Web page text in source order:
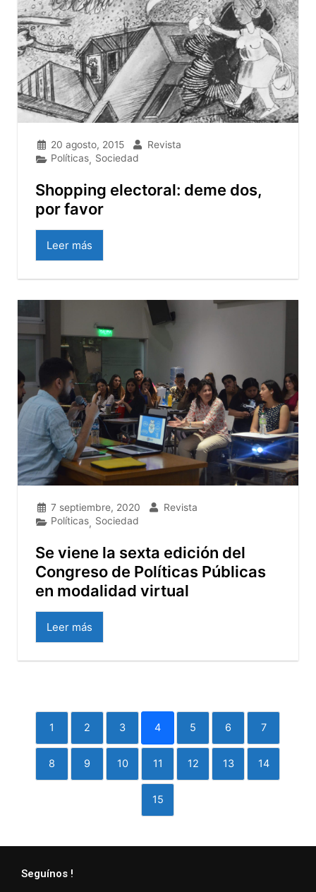
20 agosto, 2015
Revista
Políticas, Sociedad
Shopping electoral: deme dos,
por favor
Leer más
7 septiembre, 2020
Revista
Políticas, Sociedad
Se viene la sexta edición del
Congreso de Políticas Públicas
en modalidad virtual
Leer más
1 2 3 4 5 6 7
8 9 10 11 12 13 14
15
Seguínos !